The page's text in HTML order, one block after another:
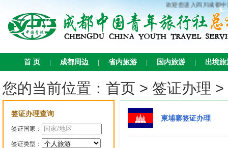
欢迎您进入四川成都中
首 页 成都周边 省内旅游 国内旅游 出境旅
您的当前位置： 首页 > 签证办理 >
签证办理查询
签证国家：
签证类型：
柬埔寨签证办理